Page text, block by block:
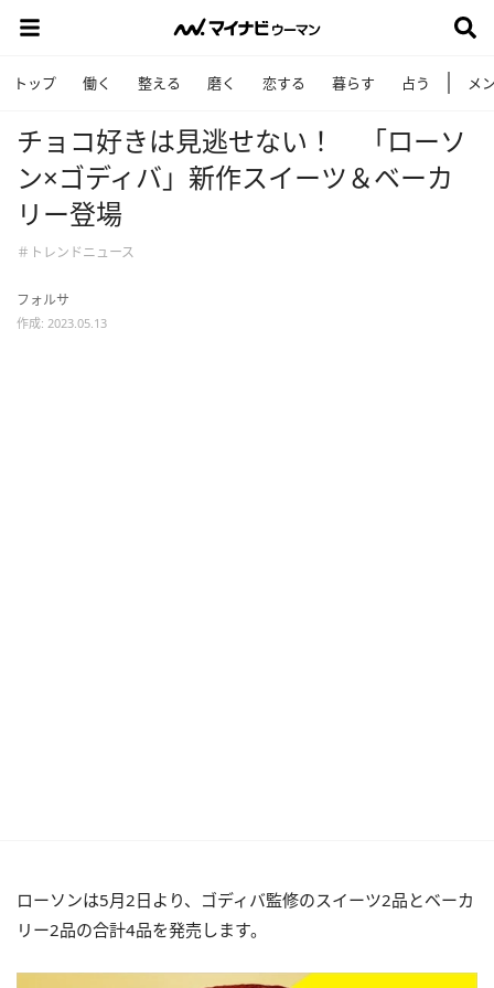
トップ 働く 整える 磨く 恋する 暮らす 占う メ
チョコ好きは見逃せない！ 「ローソ
ン×ゴディバ」新作スイーツ＆ベーカ
リー登場
＃トレンドニュース
フォルサ
作成: 2023.05.13
ローソンは5月2日より、ゴディバ監修のスイーツ2品とベーカ
リー2品の合計4品を発売します。